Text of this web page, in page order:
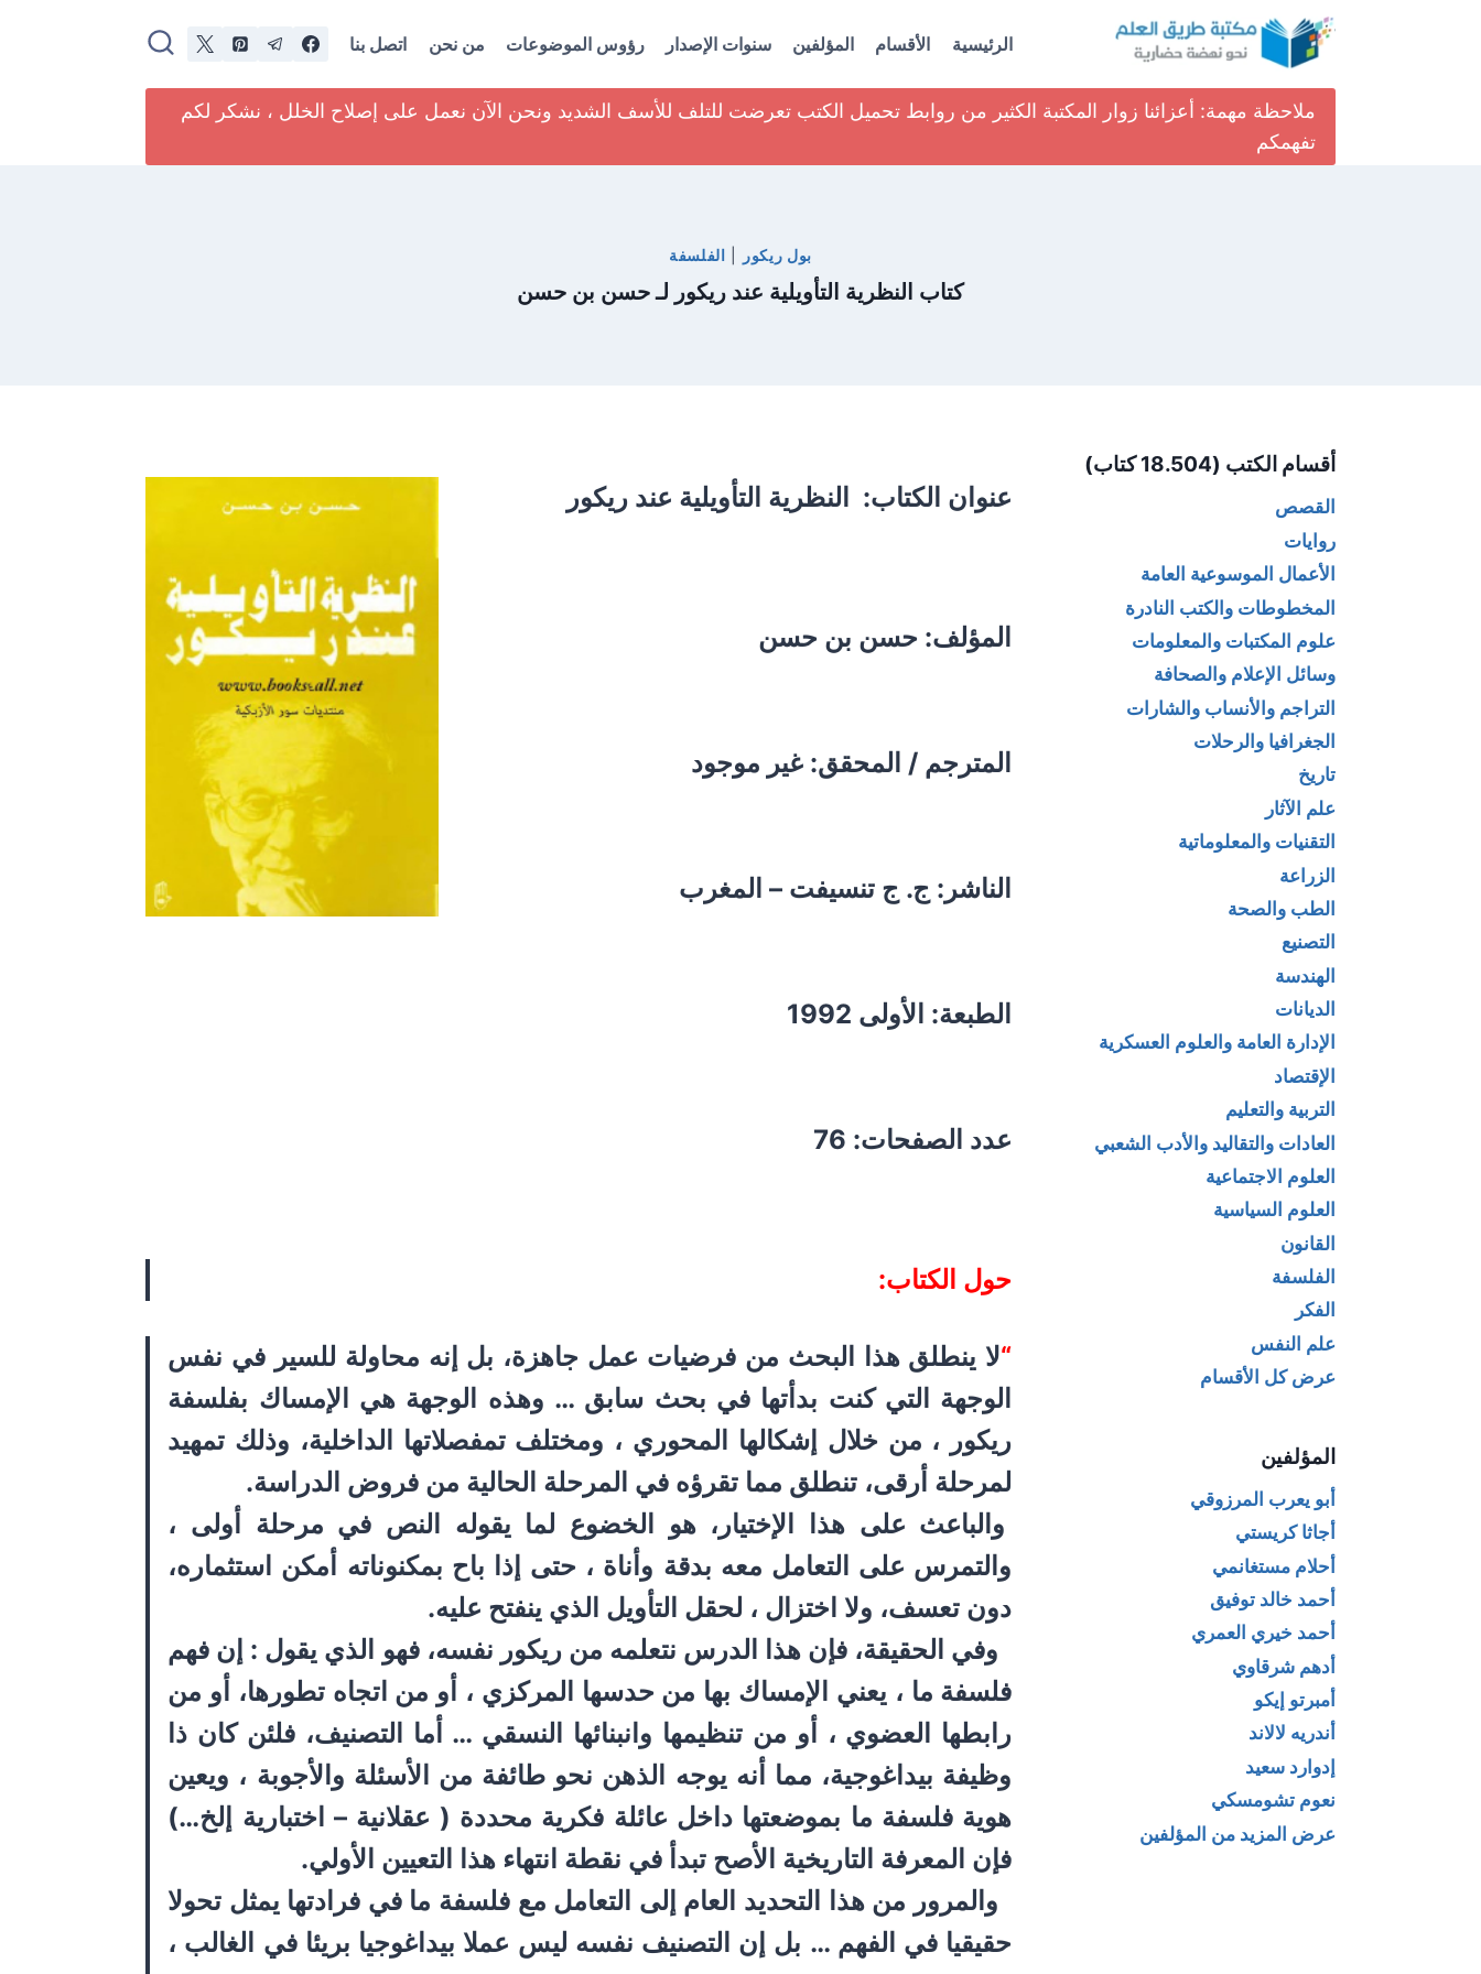
الرئيسية الأقسام المؤلفين سنوات الإصدار رؤوس الموضوعات من نحن اتصل بنا
ملاحظة مهمة: أعزائنا زوار المكتبة الكثير من روابط تحميل الكتب تعرضت للتلف للأسف الشديد ونحن الآن نعمل على إصلاح الخلل ، نشكر لكم
تفهمكم
بول ريكور الفلسفة
كتاب النظرية التأويلية عند ريكور لـ حسن بن حسن
عنوان الكتاب: النظرية التأويلية عند ريكور
المؤلف: حسن بن حسن
المترجم / المحقق: غير موجود
الناشر: ج. ج تنسيفت – المغرب
الطبعة: الأولى 1992
عدد الصفحات: 76
حول الكتاب:
“لا ينطلق هذا البحث من فرضيات عمل جاهزة، بل إنه محاولة للسير في نفس
الوجهة التي كنت بدأتها في بحث سابق … وهذه الوجهة هي الإمساك بفلسفة
ريكور ، من خلال إشكالها المحوري ، ومختلف تمفصلاتها الداخلية، وذلك تمهيد
لمرحلة أرقى، تنطلق مما تقرؤه في المرحلة الحالية من فروض الدراسة.
والباعث على هذا الإختيار، هو الخضوع لما يقوله النص في مرحلة أولى ،
والتمرس على التعامل معه بدقة وأناة ، حتى إذا باح بمكنوناته أمكن استثماره،
دون تعسف، ولا اختزال ، لحقل التأويل الذي ينفتح عليه.
وفي الحقيقة، فإن هذا الدرس نتعلمه من ريكور نفسه، فهو الذي يقول : إن فهم
فلسفة ما ، يعني الإمساك بها من حدسها المركزي ، أو من اتجاه تطورها، أو من
رابطها العضوي ، أو من تنظيمها وانبنائها النسقي … أما التصنيف، فلئن كان ذا
وظيفة بيداغوجية، مما أنه يوجه الذهن نحو طائفة من الأسئلة والأجوبة ، ويعين
هوية فلسفة ما بموضعتها داخل عائلة فكرية محددة ( عقلانية – اختبارية إلخ…)
فإن المعرفة التاريخية الأصح تبدأ في نقطة انتهاء هذا التعيين الأولي.
والمرور من هذا التحديد العام إلى التعامل مع فلسفة ما في فرادتها يمثل تحولا
حقيقيا في الفهم … بل إن التصنيف نفسه ليس عملا بيداغوجيا بريئا في الغالب ،
أقسام الكتب (18.504 كتاب)
القصص
روايات
الأعمال الموسوعية العامة
المخطوطات والكتب النادرة
علوم المكتبات والمعلومات
وسائل الإعلام والصحافة
التراجم والأنساب والشارات
الجغرافيا والرحلات
تاريخ
علم الآثار
التقنيات والمعلوماتية
الزراعة
الطب والصحة
التصنيع
الهندسة
الديانات
الإدارة العامة والعلوم العسكرية
الإقتصاد
التربية والتعليم
العادات والتقاليد والأدب الشعبي
العلوم الاجتماعية
العلوم السياسية
القانون
الفلسفة
الفكر
علم النفس
عرض كل الأقسام
المؤلفين
أبو يعرب المرزوقي
أجاثا كريستي
أحلام مستغانمي
أحمد خالد توفيق
أحمد خيري العمري
أدهم شرقاوي
أمبرتو إيكو
أندريه لالاند
إدوارد سعيد
نعوم تشومسكي
عرض المزيد من المؤلفين